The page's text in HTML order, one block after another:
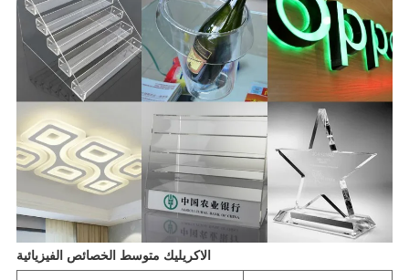
الاكريليك متوسط ​​الخصائص الفيزيائية